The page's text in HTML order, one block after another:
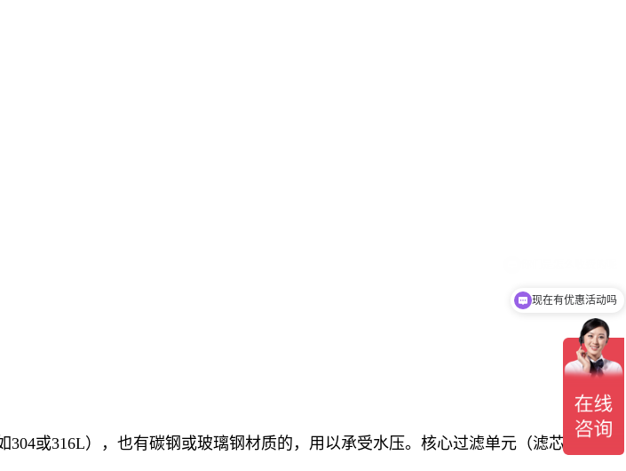
或316L），也有碳钢或玻璃钢材质的，用以承受水压。核心过滤单元（滤芯）：这
现在有优惠活动吗